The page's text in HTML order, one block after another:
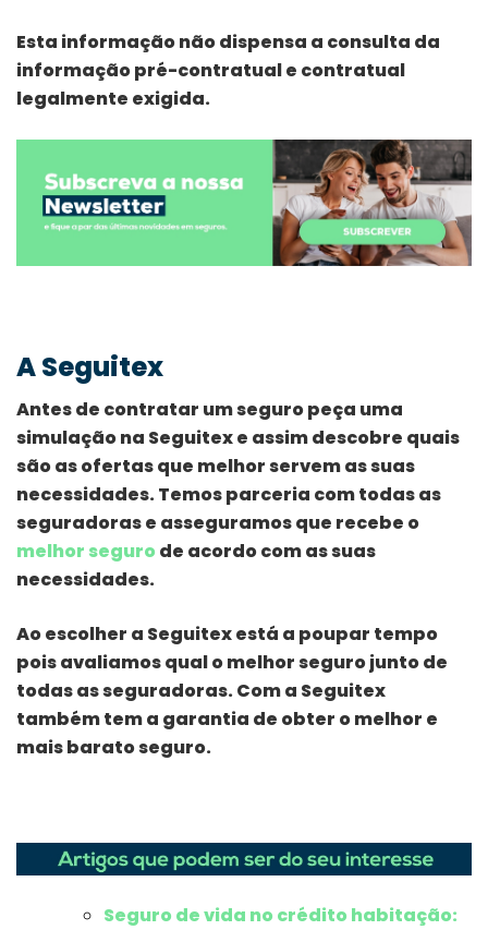
Esta informação não dispensa a consulta da
informação pré-contratual e contratual
legalmente exigida.
A Seguitex
Antes de contratar um seguro peça uma
simulação na Seguitex e assim descobre quais
são as ofertas que melhor servem as suas
necessidades. Temos parceria com todas as
seguradoras e asseguramos que recebe o
melhor seguro de acordo com as suas
necessidades.
Ao escolher a Seguitex está a poupar tempo
pois avaliamos qual o melhor seguro junto de
todas as seguradoras. Com a Seguitex
também tem a garantia de obter o melhor e
mais barato seguro.
Seguro de vida no crédito habitação: